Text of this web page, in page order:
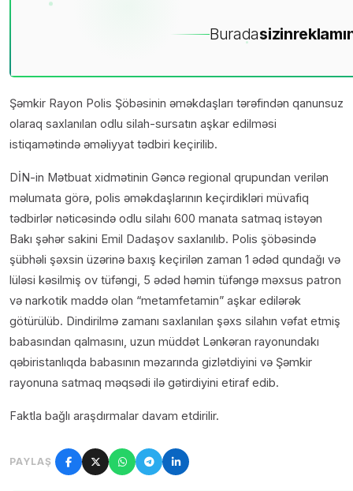
Buradasizin
Şəmkir Rayon Polis Şöbəsinin əməkdaşları tərəfindən qanunsuz
olaraq saxlanılan odlu silah-sursatın aşkar edilməsi
istiqamətində əməliyyat tədbiri keçirilib.
DİN-in Mətbuat xidmətinin Gəncə regional qrupundan verilən
məlumata görə, polis əməkdaşlarının keçirdikləri müvafiq
tədbirlər nəticəsində odlu silahı 600 manata satmaq istəyən
Bakı şəhər sakini Emil Dadaşov saxlanılıb. Polis şöbəsində
şübhəli şəxsin üzərinə baxış keçirilən zaman 1 ədəd qundağı və
lüləsi kəsilmiş ov tüfəngi, 5 ədəd həmin tüfəngə məxsus patron
və narkotik maddə olan “metamfetamin” aşkar edilərək
götürülüb. Dindirilmə zamanı saxlanılan şəxs silahın vəfat etmiş
babasından qalmasını, uzun müddət Lənkəran rayonundakı
qəbiristanlıqda babasının məzarında gizlətdiyini və Şəmkir
rayonuna satmaq məqsədi ilə gətirdiyini etiraf edib.
Faktla bağlı araşdırmalar davam etdirilir.
PAYLAŞ